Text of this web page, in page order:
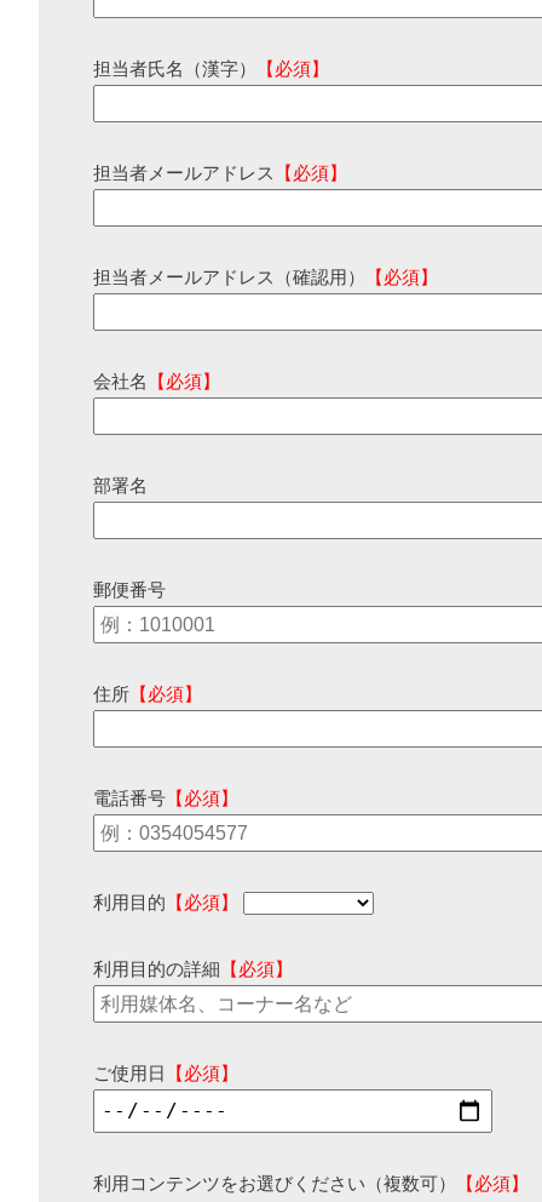
担当者氏名（漢字） 【必須】
担当者メールアドレス 【必須】
担当者メールアドレス（確認用） 【必須】
会社名 【必須】
部署名
郵便番号
住所 【必須】
電話番号 【必須】
利用目的 【必須】
利用目的の詳細 【必須】
ご使用日 【必須】
利用コンテンツをお選びください（複数可）
【必須】